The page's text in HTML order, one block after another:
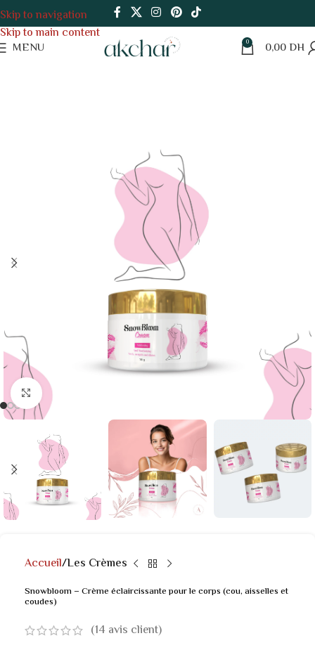
Skip to navigation
Skip to main content
MENU 0 0,00 DH
Click to enlarge
Accueil Les Crèmes
Snowbloom – Crème éclaircissante pour le corps (cou, aisselles et
coudes)
(14 avis client)